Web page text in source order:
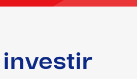
investir